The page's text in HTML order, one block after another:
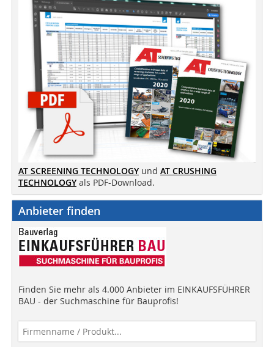
AT SCREENING TECHNOLOGY und AT CRUSHING
TECHNOLOGY als PDF-Download.
Anbieter finden
Finden Sie mehr als 4.000 Anbieter im EINKAUFSFÜHRER
BAU - der Suchmaschine für Bauprofis!